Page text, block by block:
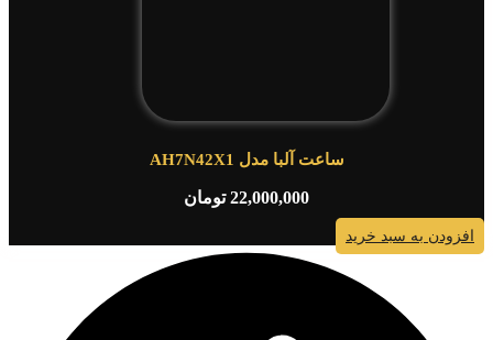
ساعت آلبا مدل AH7N42X1
22,000,000 تومان
افزودن به سبد خرید